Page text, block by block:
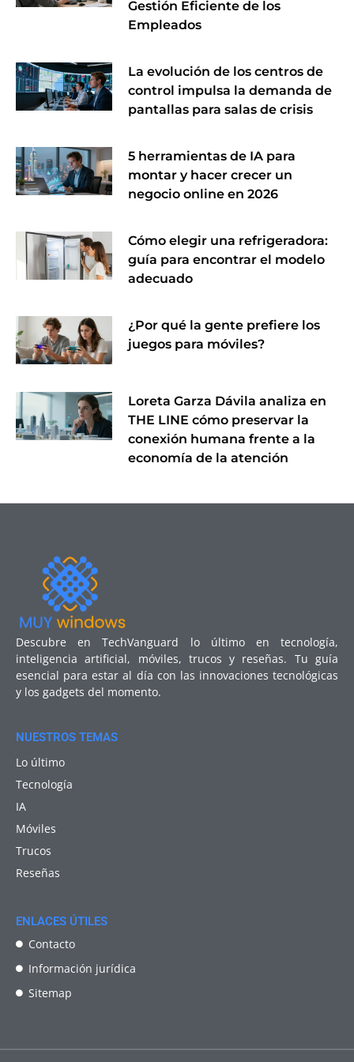
Gestión Eficiente de los
Empleados
La evolución de los centros de
control impulsa la demanda de
pantallas para salas de crisis
5 herramientas de IA para
montar y hacer crecer un
negocio online en 2026
Cómo elegir una refrigeradora:
guía para encontrar el modelo
adecuado
¿Por qué la gente prefiere los
juegos para móviles?
Loreta Garza Dávila analiza en
THE LINE cómo preservar la
conexión humana frente a la
economía de la atención
Descubre en TechVanguard lo último en tecnología,
inteligencia artificial, móviles, trucos y reseñas. Tu guía
esencial para estar al día con las innovaciones tecnológicas
y los gadgets del momento.
NUESTROS TEMAS
Lo último
Tecnología
IA
Móviles
Trucos
Reseñas
ENLACES ÚTILES
Contacto
Información jurídica
Sitemap